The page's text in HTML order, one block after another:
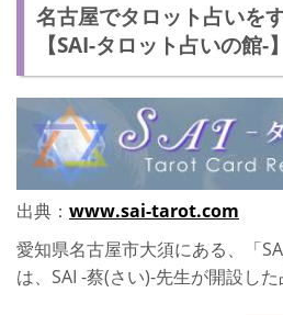
名古屋でタロット占いを
【SAI-タロット占いの館-】
出典： www.sai-tarot.com
愛知県名古屋市大須にある、「
は、SAI -蔡(さい)-先生が開設した